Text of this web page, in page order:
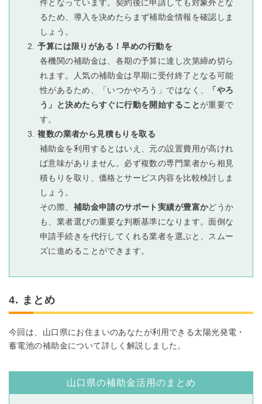
件となっています。契約後に申請しても対象外とな
るため、導入を決めたらまず補助金情報を確認しま
しょう。
予算には限りがある！早めの行動を
各機関の補助金は、各期の予算に達し次第締め切ら
れます。人気の補助金は早期に受付終了となる可能
性があるため、「いつかやろう」ではなく、
「やろ
う」と決めたらすぐに行動を開始することが重要で
す。
複数の業者から見積もりを取る
補助金を利用するとはいえ、元の設置費用が高けれ
ば意味がありません。必ず複数の専門業者から相見
積もりを取り、価格とサービス内容を比較検討しま
しょう。
その際、 補助金申請のサポート実績が豊富かどうか
も、業者選びの重要な判断基準になります。面倒な
申請手続きを代行してくれる業者を選ぶと、スムー
ズに進めることができます。
4. まとめ
今回は、山口県にお住まいのあなたが利用できる太陽光発電・
蓄電池の補助金について詳しく解説しました。
山口県の補助金活用のまとめ